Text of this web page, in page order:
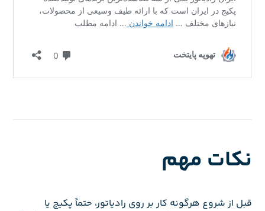
نکات مهم
قبل از شروع هرگونه کار بر روی رادیاتور، حتماً پکیج یا